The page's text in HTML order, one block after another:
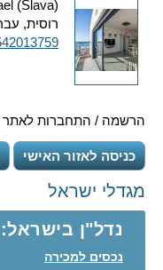
(Slava)
רוסית,
הרשמה / התחברות לאתר
כניסה לאזור האישי
מגדלי ישראל
נדל"ן בישראל:
נכסים למכירה